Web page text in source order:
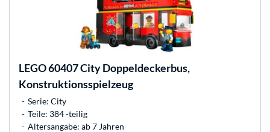
LEGO60407 City Doppeldeckerbus,
Konstruktionsspielzeug
Serie: City
Teile: 384 -teilig
Altersangabe: ab 7 Jahren